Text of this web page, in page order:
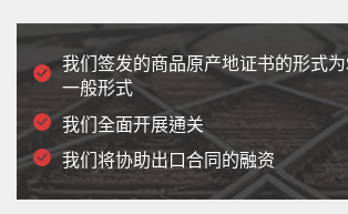
我们签发的商品原产地证书的形式为
一般形式
我们全面开展通关
我们将协助出口合同的融资